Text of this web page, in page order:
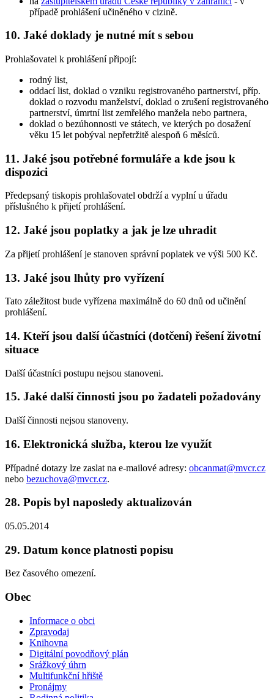
případě prohlášení učiněného v cizině.
10. Jaké doklady je nutné mít s sebou
Prohlašovatel k prohlášení připojí:
rodný list,
oddací list, doklad o vzniku registrovaného partnerství, příp.
doklad o rozvodu manželství, doklad o zrušení registrovaného
partnerství, úmrtní list zemřelého manžela nebo partnera,
doklad o bezúhonnosti ve státech, ve kterých po dosažení
věku 15 let pobýval nepřetržitě alespoň 6 měsíců.
11. Jaké jsou potřebné formuláře a kde jsou k
dispozici
Předepsaný tiskopis prohlašovatel obdrží a vyplní u úřadu
příslušného k přijetí prohlášení.
12. Jaké jsou poplatky a jak je lze uhradit
Za přijetí prohlášení je stanoven správní poplatek ve výši 500 Kč.
13. Jaké jsou lhůty pro vyřízení
Tato záležitost bude vyřízena maximálně do 60 dnů od učinění
prohlášení.
14. Kteří jsou další účastníci (dotčení) řešení životní
situace
Další účastníci postupu nejsou stanoveni.
15. Jaké další činnosti jsou po žadateli požadovány
Další činnosti nejsou stanoveny.
16. Elektronická služba, kterou lze využít
Případné dotazy lze zaslat na e-mailové adresy: obcanmat@mvcr.cz
nebo bezuchova@mvcr.cz.
28. Popis byl naposledy aktualizován
05.05.2014
29. Datum konce platnosti popisu
Bez časového omezení.
Obec
Informace o obci
Zpravodaj
Knihovna
Digitální povodňový plán
Srážkový úhrn
Multifunkční hřiště
Pronájmy